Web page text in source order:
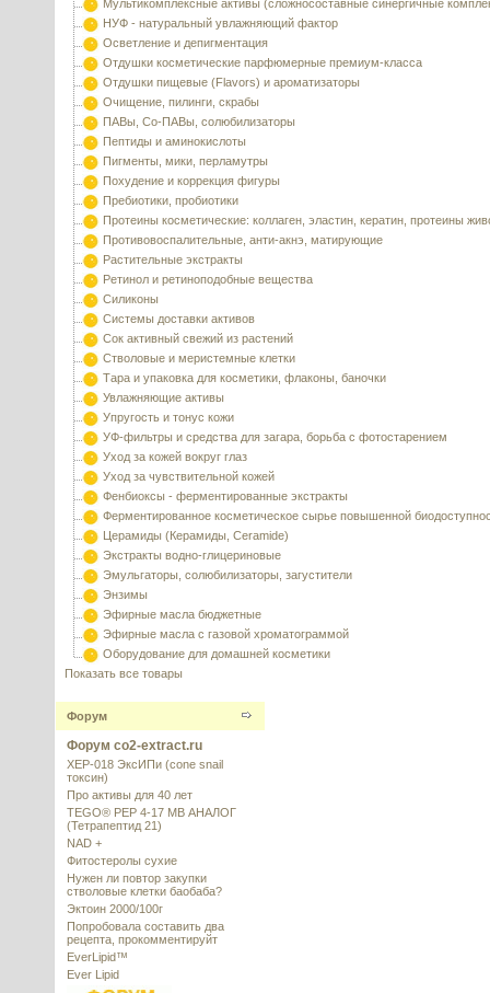
Мультикомплексные активы (сложносоставные синергичные
НУФ - натуральный увлажняющий фактор
Осветление и депигментация
Отдушки косметические парфюмерные премиум-класса
Отдушки пищевые (Flavors) и ароматизаторы
Очищение, пилинги, скрабы
ПАВы, Со-ПАВы, солюбилизаторы
Пептиды и аминокислоты
Пигменты, мики, перламутры
Похудение и коррекция фигуры
Пребиотики, пробиотики
Протеины косметические: коллаген, эластин, кератин, протеины
Противовоспалительные, анти-акнэ, матирующие
Растительные экстракты
Ретинол и ретиноподобные вещества
Силиконы
Системы доставки активов
Сок активный свежий из растений
Стволовые и меристемные клетки
Тара и упаковка для косметики, флаконы, баночки
Увлажняющие активы
Упругость и тонус кожи
УФ-фильтры и средства для загара, борьба с фотостарением
Уход за кожей вокруг глаз
Уход за чувствительной кожей
Фенбиоксы - ферментированные экстракты
Ферментированное косметическое сырье повышенной
Церамиды (Керамиды, Ceramide)
Экстракты водно-глицериновые
Эмульгаторы, солюбилизаторы, загустители
Энзимы
Эфирные масла бюджетные
Эфирные масла с газовой хроматограммой
Оборудование для домашней косметики
Показать все товары
Форум
Форум co2-extract.ru
XEP-018 ЭксИПи (cone snail
токсин)
Про активы для 40 лет
TEGO® PEP 4-17 MB АНАЛОГ
(Тетрапептид 21)
NAD +
Фитостеролы сухие
Нужен ли повтор закупки
стволовые клетки баобаба?
Эктоин 2000/100г
Попробовала составить два
рецепта, прокомментируйт
EverLipid™
Ever Lipid